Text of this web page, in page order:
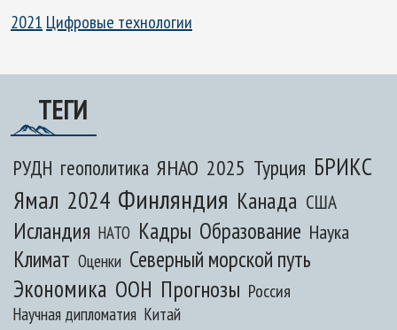
2021 Цифровые технологии
ТЕГИ
РУДН геополитика ЯНАО 2025 Турция БРИКС
Ямал 2024 Финляндия Канада США
Исландия НАТО Кадры Образование Наука
Климат Оценки Северный морской путь
Экономика ООН Прогнозы Россия
Научная дипломатия Китай